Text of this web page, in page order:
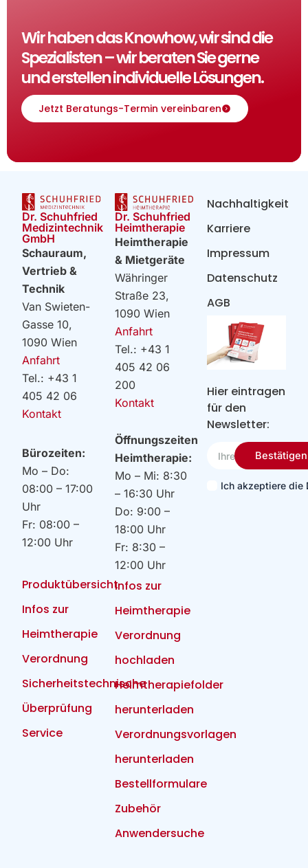
Wir haben das Knowhow, wir sind die
Spezialisten – wir beraten Sie gerne
und erstellen individuelle Lösungen.
Jetzt Beratungs-Termin vereinbaren
Dr. Schuhfried
Medizintechnik
GmbH
Schauraum,
Vertrieb &
Technik
Van Swieten-
Gasse 10,
1090 Wien
Anfahrt
Tel.: +43 1
405 42 06
Kontakt
Bürozeiten:
Mo – Do:
08:00 – 17:00
Uhr
Fr: 08:00 –
12:00 Uhr
Produktübersicht
Infos zur
Heimtherapie
Verordnung
Sicherheitstechnische
Überprüfung
Service
Dr. Schuhfried
Heimtherapie
Heimtherapie
& Mietgeräte
Währinger
Straße 23,
1090 Wien
Anfahrt
Tel.: +43 1
405 42 06
200
Kontakt
Öffnungszeiten
Heimtherapie:
Mo – Mi: 8:30
– 16:30 Uhr
Do: 9:00 –
18:00 Uhr
Fr: 8:30 –
12:00 Uhr
Infos zur
Heimtherapie
Verordnung
hochladen
Heimtherapiefolder
herunterladen
Verordnungsvorlagen
herunterladen
Bestellformulare
Zubehör
Anwendersuche
Hier eintragen
für den
Newsletter:
Email
Ich akzeptiere die
Bestätigen
Nachhaltigkeit
Karriere
Impressum
Datenschutz
AGB